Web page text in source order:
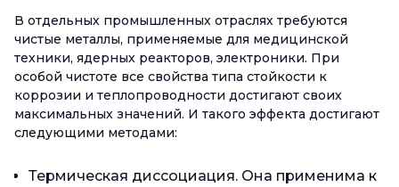
В отдельных промышленных отраслях требуются
чистые металлы, применяемые для медицинской
техники, ядерных реакторов, электроники. При
особой чистоте все свойства типа стойкости к
коррозии и теплопроводности достигают своих
максимальных значений. И такого эффекта достигают
следующими методами:
Термическая диссоциация. Она применима к